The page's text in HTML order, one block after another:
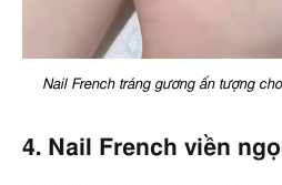
Nail French tráng gương ấn tượng
4. Nail French viền